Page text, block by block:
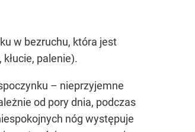
w bezruchu, która jest
palenie).
– nieprzyjemne
od pory dnia, podczas
nóg występuje